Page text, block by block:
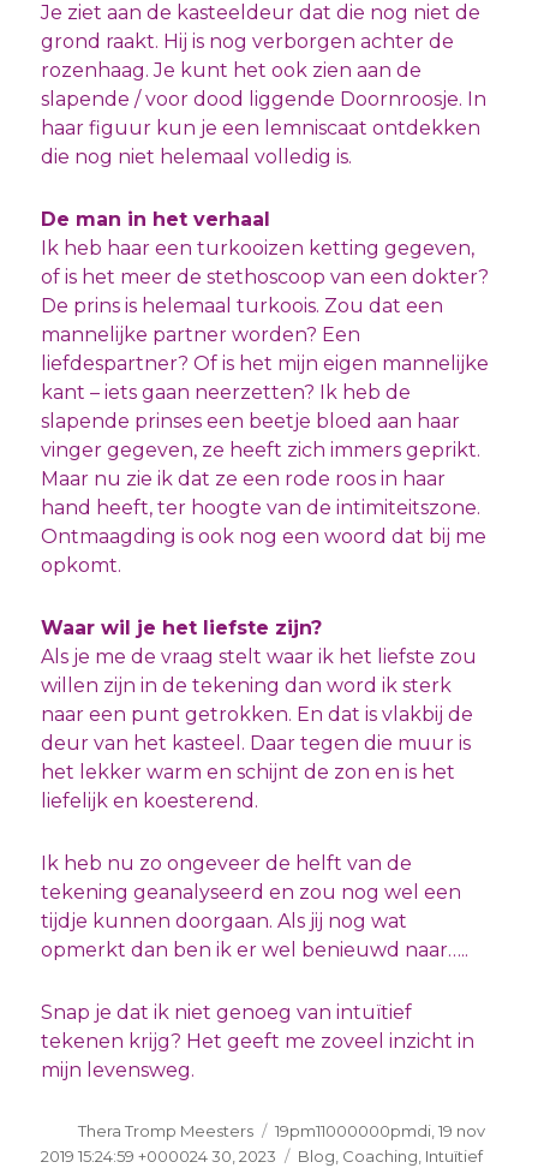
Je ziet aan de kasteeldeur dat die nog niet de
grond raakt. Hij is nog verborgen achter de
rozenhaag. Je kunt het ook zien aan de
slapende / voor dood liggende Doornroosje. In
haar figuur kun je een lemniscaat ontdekken
die nog niet helemaal volledig is.
De man in het verhaal
Ik heb haar een turkooizen ketting gegeven,
of is het meer de stethoscoop van een dokter?
De prins is helemaal turkoois. Zou dat een
mannelijke partner worden? Een
liefdespartner? Of is het mijn eigen mannelijke
kant – iets gaan neerzetten? Ik heb de
slapende prinses een beetje bloed aan haar
vinger gegeven, ze heeft zich immers geprikt.
Maar nu zie ik dat ze een rode roos in haar
hand heeft, ter hoogte van de intimiteitszone.
Ontmaagding is ook nog een woord dat bij me
opkomt.
Waar wil je het liefste zijn?
Als je me de vraag stelt waar ik het liefste zou
willen zijn in de tekening dan word ik sterk
naar een punt getrokken. En dat is vlakbij de
deur van het kasteel. Daar tegen die muur is
het lekker warm en schijnt de zon en is het
liefelijk en koesterend.
Ik heb nu zo ongeveer de helft van de
tekening geanalyseerd en zou nog wel een
tijdje kunnen doorgaan. Als jij nog wat
opmerkt dan ben ik er wel benieuwd naar…..
Snap je dat ik niet genoeg van intuïtief
tekenen krijg? Het geeft me zoveel inzicht in
mijn levensweg.
Auteur
Thera Tromp Meesters
Geplaatst
op
19pm11000000pmdi, 19 nov
2019 15:24:59 +000024 30, 2023
Categorieën
Blog, Coaching, Intuïtief